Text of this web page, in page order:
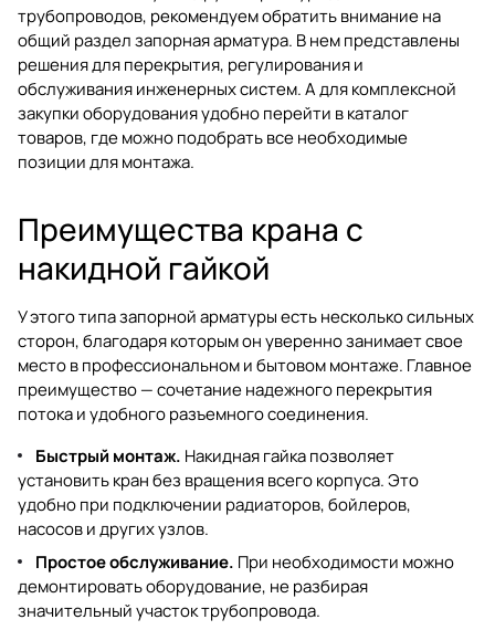
трубопроводов, рекомендуем обратить внимание на
общий разделзапорная арматура. В нем представлены
решения для перекрытия, регулирования и
обслуживания инженерных систем. А для комплексной
закупки оборудования удобно перейти вкаталог
товаров, где можно подобрать все необходимые
позиции для монтажа.
Преимущества крана с
накидной гайкой
У этого типа запорной арматуры есть несколько сильных
сторон, благодаря которым он уверенно занимает свое
место в профессиональном и бытовом монтаже. Главное
преимущество — сочетание надежного перекрытия
потока и удобного разъемного соединения.
Быстрый монтаж. Накидная гайка позволяет
установить кран без вращения всего корпуса. Это
удобно при подключении радиаторов, бойлеров,
насосов и других узлов.
Простое обслуживание. При необходимости можно
демонтировать оборудование, не разбирая
значительный участок трубопровода.